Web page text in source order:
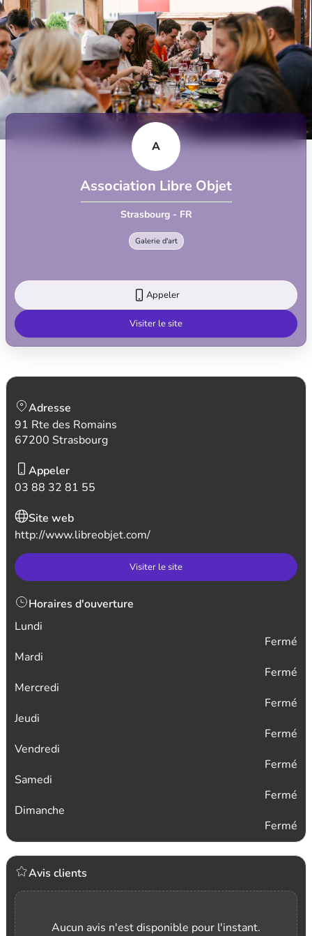
A
Association Libre Objet
Strasbourg - FR
Galerie d'art
Appeler
Visiter le site
Adresse
91 Rte des Romains
67200 Strasbourg
Appeler
03 88 32 81 55
Site web
http://www.libreobjet.com/
Visiter le site
Horaires d'ouverture
Lundi
Fermé
Mardi
Fermé
Mercredi
Fermé
Jeudi
Fermé
Vendredi
Fermé
Samedi
Fermé
Dimanche
Fermé
Avis clients
Aucun avis n'est disponible pour l'instant.